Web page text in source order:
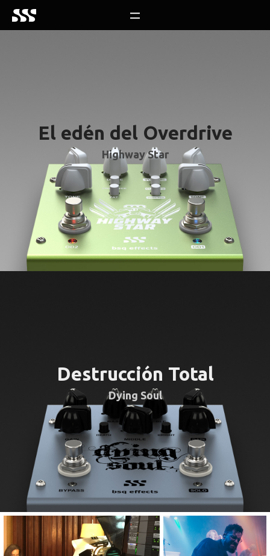
El edén del Overdrive
Highway Star
Destrucción Total
Dying Soul